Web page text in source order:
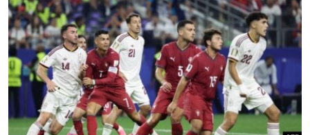
ГУЗОРИШҲОИ РАДИОӢ
Русский
ПАЙГИРӢ КУНЕД